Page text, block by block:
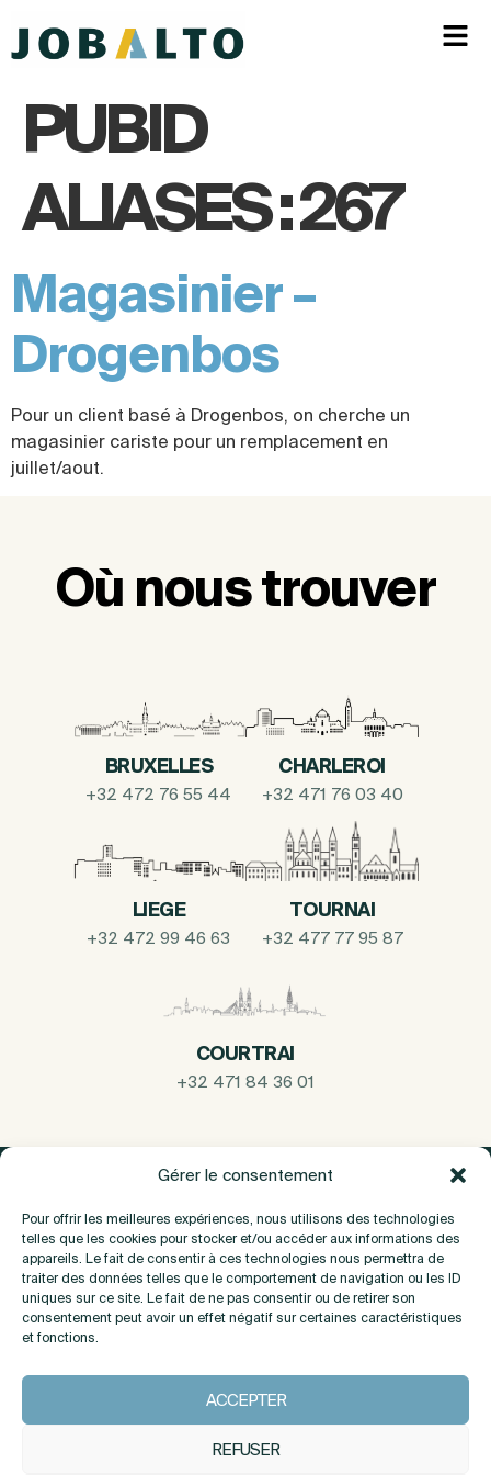
Gérer le consentement
Pour offrir les meilleures expériences, nous utilisons des technologies
telles que les cookies pour stocker et/ou accéder aux informations des
appareils. Le fait de consentir à ces technologies nous permettra de
traiter des données telles que le comportement de navigation ou les ID
uniques sur ce site. Le fait de ne pas consentir ou de retirer son
consentement peut avoir un effet négatif sur certaines caractéristiques
et fonctions.
ACCEPTER
REFUSER
PUBID
ALIASES :267
Magasinier –
Drogenbos
Pour un client basé à Drogenbos, on cherche un
magasinier cariste pour un remplacement en
juillet/aout.
Où nous trouver
BRUXELLES
+32 472 76 55 44
CHARLEROI
+32 471 76 03 40
LIEGE
+32 472 99 46 63
TOURNAI
+32 477 77 95 87
COURTRAI
+32 471 84 36 01
A propos
Contact